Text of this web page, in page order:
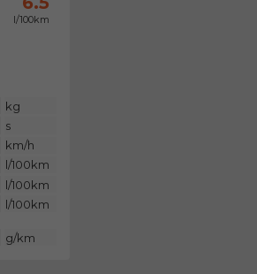
l/100km
kg
s
km/h
l/100km
l/100km
l/100km
g/km